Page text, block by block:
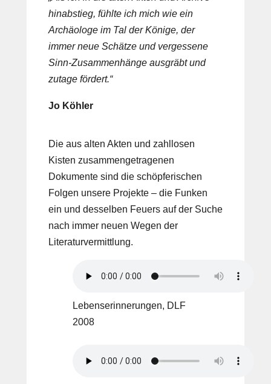
hinabstieg, fühlte ich mich wie ein
Archäologe im Tal der Könige, der
immer neue Schätze und vergessene
Sinn-Zusammenhänge ausgräbt und
zutage fördert.“
Jo Köhler
Die aus alten Akten und zahllosen
Kisten zusammengetragenen
Dokumente sind die schöpferischen
Folgen unsere Projekte – die Funken
ein und desselben Feuers auf der Suche
nach immer neuen Wegen der
Literaturvermittlung.
Lebenserinnerungen, DLF
2008